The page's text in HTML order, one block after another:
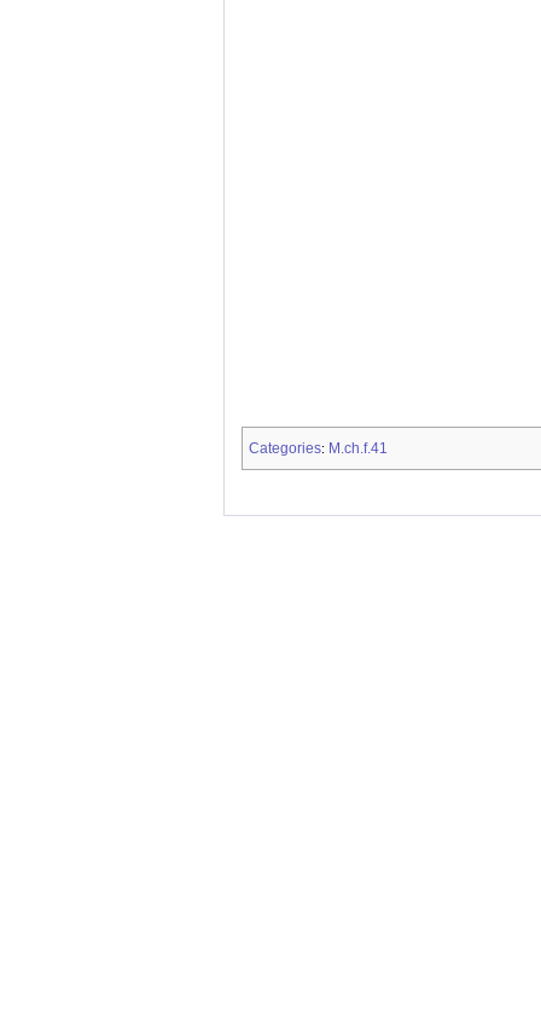
Categories: M.ch.f.41